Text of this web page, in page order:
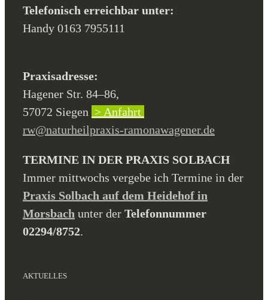
Telefonisch erreichbar unter:
Handy 0163 7955111
Praxisadresse:
Hagener Str. 84–86,
57072 Siegen > Anfahrt
rw@naturheilpraxis-ramonawagener.de
TERMINE IN DER PRAXIS SOLBACH
Immer mittwochs vergebe ich Termine in der
Praxis Solbach auf dem Heidehof in
Morsbach unter der Telefonnummer
02294/8752.
AKTUELLES